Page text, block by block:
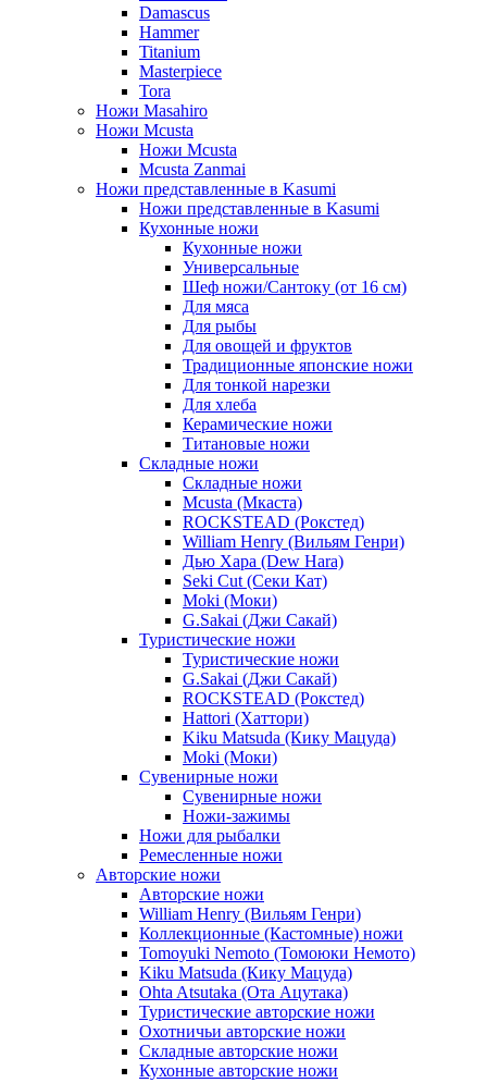
Damascus
Hammer
Titanium
Masterpiece
Tora
Ножи Masahiro
Ножи Mcusta
Ножи Mcusta
Mcusta Zanmai
Ножи представленные в Kasumi
Ножи представленные в Kasumi
Кухонные ножи
Кухонные ножи
Универсальные
Шеф ножи/Сантоку (от 16 см)
Для мяса
Для рыбы
Для овощей и фруктов
Традиционные японские ножи
Для тонкой нарезки
Для хлеба
Керамические ножи
Титановые ножи
Складные ножи
Складные ножи
Mcusta (Мкаста)
ROCKSTEAD (Рокстед)
William Henry (Вильям Генри)
Дью Хара (Dew Hara)
Seki Cut (Секи Кат)
Moki (Моки)
G.Sakai (Джи Сакай)
Туристические ножи
Туристические ножи
G.Sakai (Джи Сакай)
ROCKSTEAD (Рокстед)
Hattori (Хаттори)
Kiku Matsuda (Кику Мацуда)
Moki (Моки)
Сувенирные ножи
Сувенирные ножи
Ножи-зажимы
Ножи для рыбалки
Ремесленные ножи
Авторские ножи
Авторские ножи
William Henry (Вильям Генри)
Коллекционные (Кастомные) ножи
Tomoyuki Nemoto (Томоюки Немото)
Kiku Matsuda (Кику Мацуда)
Ohta Atsutaka (Ота Ацутака)
Туристические авторские ножи
Охотничьи авторские ножи
Складные авторские ножи
Кухонные авторские ножи